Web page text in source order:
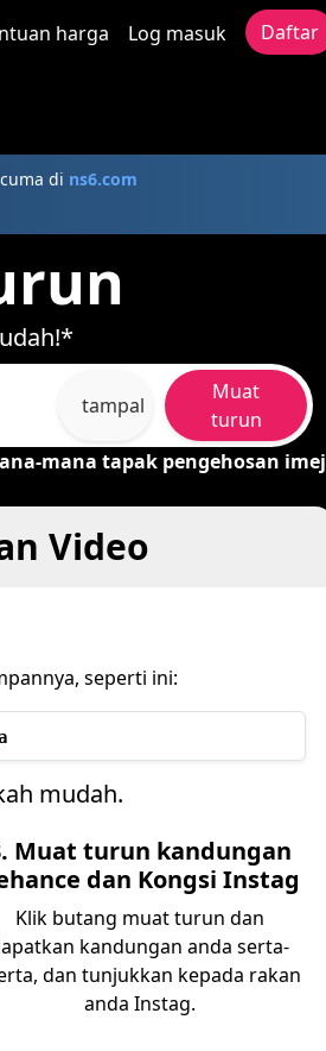
harga Log masuk Daftar
di ns6.com
tampal
Muat
turun
mana tapak pengehosan imej
Video
seperti ini:
mudah.
Muat turun kandungan
dan Kongsi Instag
Klik butang muat turun dan
kandungan anda serta-
dan tunjukkan kepada rakan
anda Instag.